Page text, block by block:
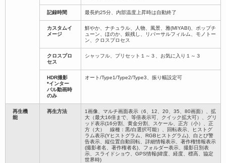
記録時間 最長約25分、内部温度上昇時は自動終了
カスタムイ
メージ
鮮やか、ナチュラル、人物、風景、雅(MIYABI)、ポップチ
ューン、ほのか、銀残し、リバーサルフィルム、モノトー
ン、クロスプロセス
クロスプロ
セス
シャッフル、プリセット１～３、お気に入り１～３
HDR撮影
*インター
バル動画時
のみ
オート/Type1/Type2/Type3、振り幅設定可
再生機
能
再生方法
1画像、マルチ画面表示（6、12、20、35、80画面）、拡
大（最大16倍まで、等倍表示可、クイック拡大可）、グリ
ッド表示(16分割、黄金分割、スケール、正方（小）、正
方（大） 線種：黒/白選択可能）、回転表示、ヒストグ
ラム表示(Yヒストグラム、RGBヒストグラム)、白とび警
告表示、縦位置自動回転、詳細情報表示、著作権情報表示
(撮影者名、著作権者名)、フォルダー表示、撮影日別表
示、スライドショウ、GPS情報(緯度、経度、標高、協定
世界時)